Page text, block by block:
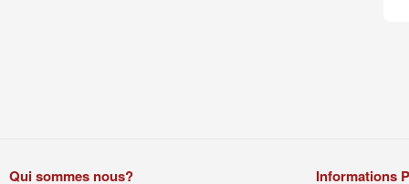
Qui sommes nous? Informations